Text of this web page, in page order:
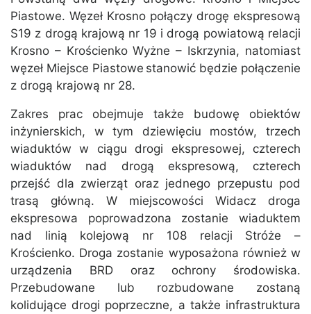
Piastowe. Węzeł Krosno połączy drogę ekspresową
S19 z drogą krajową nr 19 i drogą powiatową relacji
Krosno – Krościenko Wyżne – Iskrzynia, natomiast
węzeł Miejsce Piastowe stanowić będzie połączenie
z drogą krajową nr 28.
Zakres prac obejmuje także budowę obiektów
inżynierskich, w tym dziewięciu mostów, trzech
wiaduktów w ciągu drogi ekspresowej, czterech
wiaduktów nad drogą ekspresową, czterech
przejść dla zwierząt oraz jednego przepustu pod
trasą główną. W miejscowości Widacz droga
ekspresowa poprowadzona zostanie wiaduktem
nad linią kolejową nr 108 relacji Stróże –
Krościenko. Droga zostanie wyposażona również w
urządzenia BRD oraz ochrony środowiska.
Przebudowane lub rozbudowane zostaną
kolidujące drogi poprzeczne, a także infrastruktura